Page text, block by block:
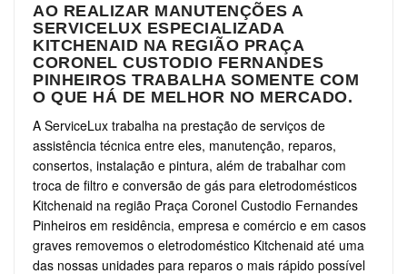
AO REALIZAR MANUTENÇÕES A
SERVICELUX ESPECIALIZADA
KITCHENAID NA REGIÃO PRAÇA
CORONEL CUSTODIO FERNANDES
PINHEIROS TRABALHA SOMENTE COM
O QUE HÁ DE MELHOR NO MERCADO.
A ServiceLux trabalha na prestação de serviços de
assistência técnica entre eles, manutenção, reparos,
consertos, instalação e pintura, além de trabalhar com
troca de filtro e conversão de gás para eletrodomésticos
Kitchenaid na região Praça Coronel Custodio Fernandes
Pinheiros em residência, empresa e comércio e em casos
graves removemos o eletrodoméstico Kitchenaid até uma
das nossas unidades para reparos o mais rápido possível